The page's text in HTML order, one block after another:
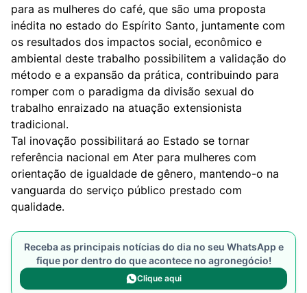
para as mulheres do café, que são uma proposta
inédita no estado do Espírito Santo, juntamente com
os resultados dos impactos social, econômico e
ambiental deste trabalho possibilitem a validação do
método e a expansão da prática, contribuindo para
romper com o paradigma da divisão sexual do
trabalho enraizado na atuação extensionista
tradicional.
Tal inovação possibilitará ao Estado se tornar
referência nacional em Ater para mulheres com
orientação de igualdade de gênero, mantendo-o na
vanguarda do serviço público prestado com
qualidade.
Receba as principais notícias do dia no seu WhatsApp e
fique por dentro do que acontece no agronegócio!
Clique aqui